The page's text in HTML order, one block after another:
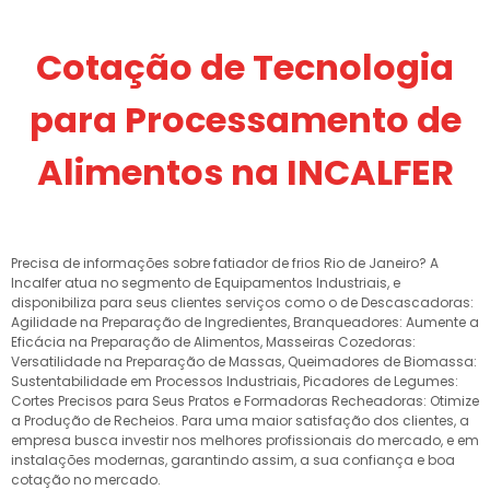
Cotação de Tecnologia
para Processamento de
Alimentos na INCALFER
Precisa de informações sobre fatiador de frios Rio de Janeiro? A
Incalfer atua no segmento de Equipamentos Industriais, e
disponibiliza para seus clientes serviços como o de Descascadoras:
Agilidade na Preparação de Ingredientes, Branqueadores: Aumente a
Eficácia na Preparação de Alimentos, Masseiras Cozedoras:
Versatilidade na Preparação de Massas, Queimadores de Biomassa:
Sustentabilidade em Processos Industriais, Picadores de Legumes:
Cortes Precisos para Seus Pratos e Formadoras Recheadoras: Otimize
a Produção de Recheios. Para uma maior satisfação dos clientes, a
empresa busca investir nos melhores profissionais do mercado, e em
instalações modernas, garantindo assim, a sua confiança e boa
cotação no mercado.